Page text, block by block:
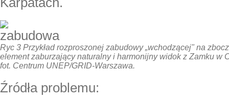
Ryc 3 Przykład rozproszonej zabudowy „wchodzącej" na
element zaburzający naturalny i harmonijny widok z Zamku w
fot. Centrum UNEP/GRID-Warszawa.
Źródła problemu: